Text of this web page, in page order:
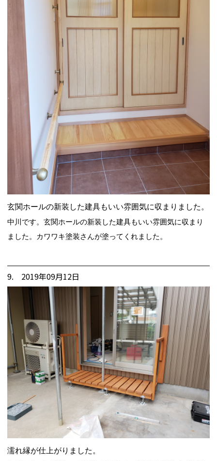
玄関ホールの新装した建具もいい雰囲気に収まりました。
中川です。玄関ホールの新装した建具もいい雰囲気に収まり
ました。カワワキ塗装さんが塗ってくれました。
9. 2019年09月12日
濡れ縁が仕上がりました。